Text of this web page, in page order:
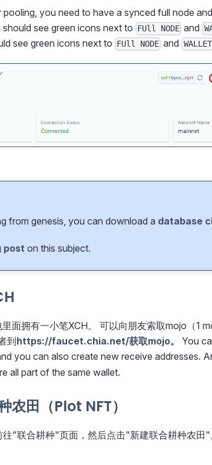
you need to have a synced full node
see green icons next to FUll NODE and
see green icons next to FUll NODE and WALLET
from genesis, you can download a database
post on this subject.
面拥有一小笔XCH。 可以向朋友索取mojo（1
到https://faucet.chia.net/获取mojo。
You
you can also create new receive addresses.
all part of the same wallet.
农田（Plot NFT）
往"联合耕种"页面，然后点击"新建联合耕种农田